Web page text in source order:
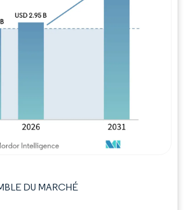
DU MARCHÉ